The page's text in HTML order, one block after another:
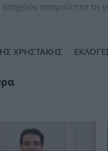
απαραίτητα τη
ΧΡΗΣΤΑΚΗΣ